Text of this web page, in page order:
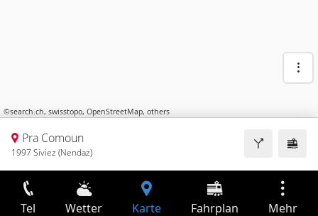
©search.ch, swisstopo, OpenStreetMap, others
Pra Comoun
1997 Siviez (Nendaz)
Tel Wetter Karte Fahrplan Mehr